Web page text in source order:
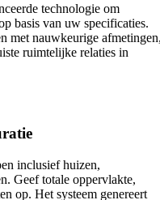
technologie om
basis van uw specificaties.
met nauwkeurige
ruimtelijke relaties in
inclusief huizen,
Geef totale oppervlakte,
op. Het systeem genereert